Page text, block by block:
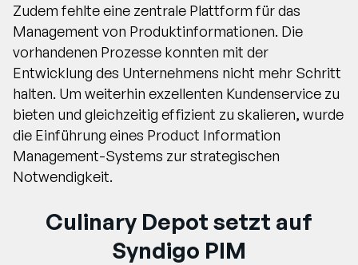
Zudem fehlte eine zentrale Plattform für das
Management von Produktinformationen. Die
vorhandenen Prozesse konnten mit der
Entwicklung des Unternehmens nicht mehr Schritt
halten. Um weiterhin exzellenten Kundenservice zu
bieten und gleichzeitig effizient zu skalieren, wurde
die Einführung eines Product Information
Management-Systems zur strategischen
Notwendigkeit.
Culinary Depot setzt auf
Syndigo PIM